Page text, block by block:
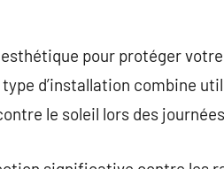
pour protéger
d’installation combine
le soleil lors des